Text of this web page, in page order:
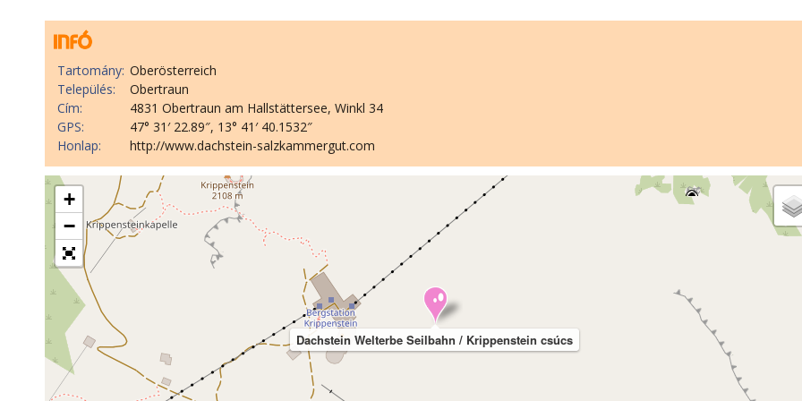
Tartomány: Oberösterreich
Település:
Obertraun
Cím:
4831 Obertraun am Hallstättersee, Winkl 34
GPS:
47° 31′ 22.89″, 13° 41′ 40.1532″
Honlap:
http://www.dachstein-salzkammergut.com
Dachstein Welterbe Seilbahn / Krippenstein csúcs
+
−